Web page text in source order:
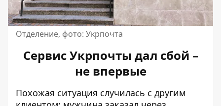
Отделение, фото: Укрпочта
Сервис Укрпочты дал сбой –
не впервые
Похожая ситуация случилась с другим